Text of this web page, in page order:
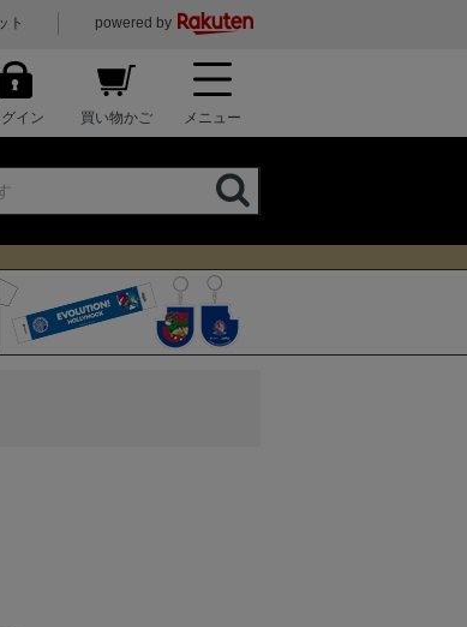
ト powered by
グイン 買い物かご メニュー